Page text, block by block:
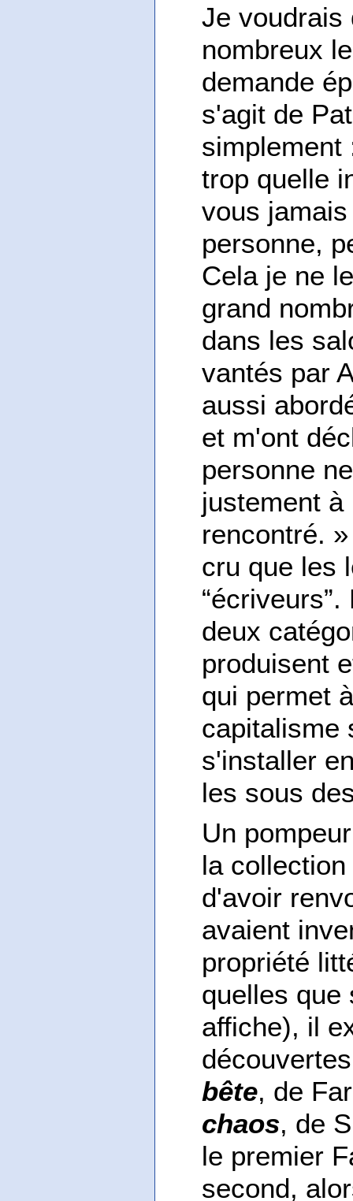
Je voudrais
nombreux
demande
s'agit de
simplement
trop quelle
vous
personne,
Cela je ne
grand
dans les
vantés par
aussi
et m'ont
personne
justement
rencontré.
cru que les
deux
produisent
qui permet
capitalisme
s'installer
les sous
Un
la
d'avoir
avaient
propriété
quelles que
affiche), il
bête, de
chaos, de
le premier
second,